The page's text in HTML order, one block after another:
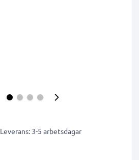
Leverans: 3-5 arbetsdagar